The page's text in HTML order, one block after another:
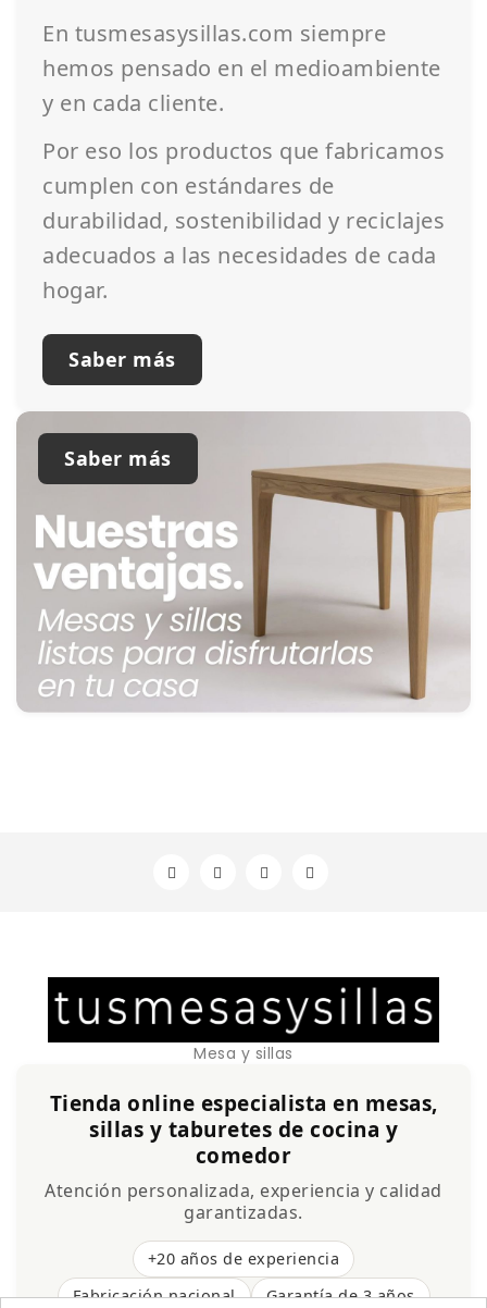
En tusmesasysillas.com siempre
hemos pensado en el medioambiente
y en cada cliente.
Por eso los productos que fabricamos
cumplen con estándares de
durabilidad, sostenibilidad y reciclajes
adecuados a las necesidades de cada
hogar.
Saber más
Saber más
Mesa y sillas
Tienda online especialista en mesas,
sillas y taburetes de cocina y
comedor
Atención personalizada, experiencia y calidad
garantizadas.
+20 años de experiencia
Fabricación nacional
Garantía de 3 años